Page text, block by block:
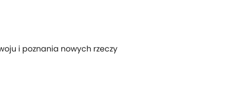
i poznania nowych rzeczy